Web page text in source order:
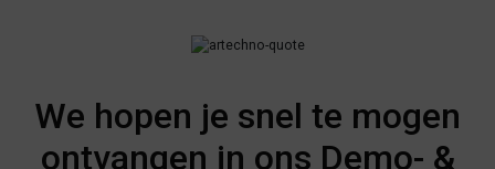
We hopen je snel te mogen
ontvangen in ons Demo- &